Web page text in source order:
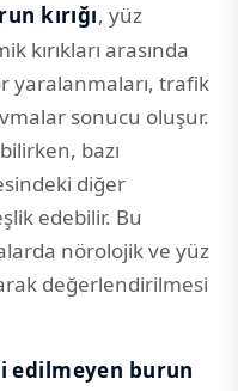
kırığı, yüz
kırıkları arasında
yaralanmaları, trafik
sonucu oluşur.
bazı
diğer
edebilir. Bu
nörolojik ve yüz
değerlendirilmesi
edilmeyen burun